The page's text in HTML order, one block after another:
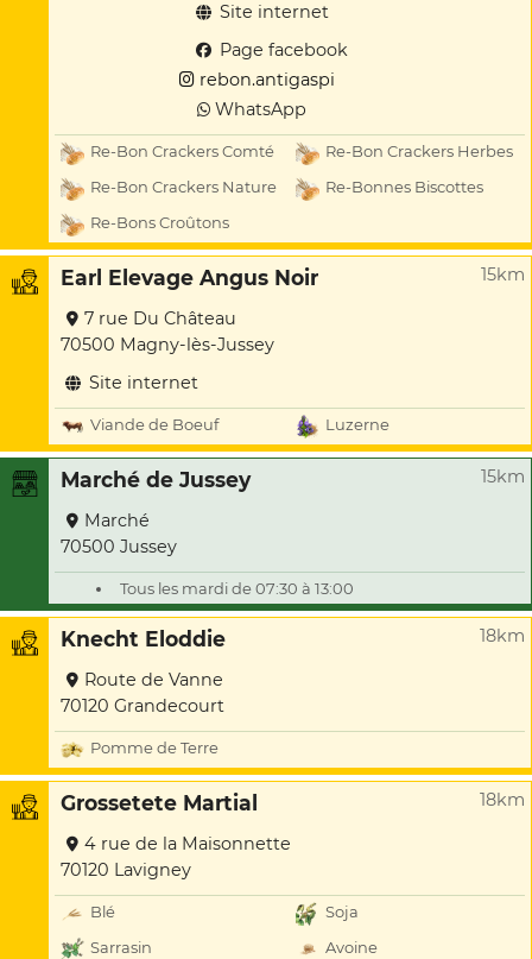
Site internet
Page facebook
rebon.antigaspi
WhatsApp
Re-Bon Crackers Comté
Re-Bon Crackers Herbes
Re-Bon Crackers Nature
Re-Bonnes Biscottes
Re-Bons Croûtons
Earl Elevage Angus Noir 15km
7 rue Du Château
70500 Magny-lès-Jussey
Site internet
Viande de Boeuf Luzerne
Marché de Jussey 15km
Marché
70500 Jussey
Tous les mardi de 07:30 à 13:00
Knecht Eloddie 18km
Route de Vanne
70120 Grandecourt
Pomme de Terre
Grossetete Martial 18km
4 rue de la Maisonnette
70120 Lavigney
Blé
Soja
Sarrasin
Avoine